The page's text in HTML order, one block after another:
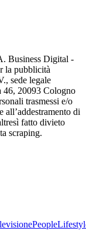
Business Digital -
la pubblicità
sede legale
46, 20093 Cologno
trasmessi e/o
di
fatto divieto
scraping.
People